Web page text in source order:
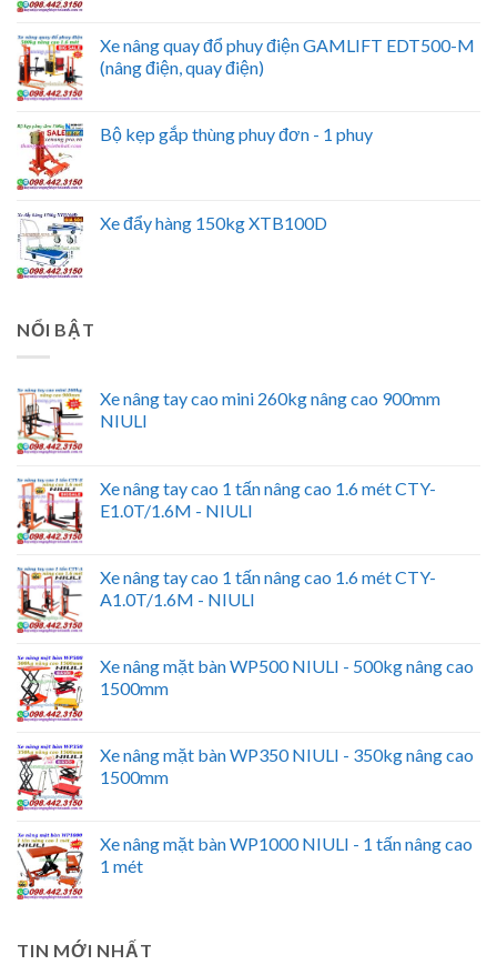
Xe nâng quay đổ phuy điện GAMLIFT EDT500-M
(nâng điện, quay điện)
Bộ kẹp gắp thùng phuy đơn - 1 phuy
Xe đẩy hàng 150kg XTB100D
NỔI BẬT
Xe nâng tay cao mini 260kg nâng cao 900mm
NIULI
Xe nâng tay cao 1 tấn nâng cao 1.6 mét CTY-
E1.0T/1.6M - NIULI
Xe nâng tay cao 1 tấn nâng cao 1.6 mét CTY-
A1.0T/1.6M - NIULI
Xe nâng mặt bàn WP500 NIULI - 500kg nâng cao
1500mm
Xe nâng mặt bàn WP350 NIULI - 350kg nâng cao
1500mm
Xe nâng mặt bàn WP1000 NIULI - 1 tấn nâng cao
1 mét
TIN MỚI NHẤT